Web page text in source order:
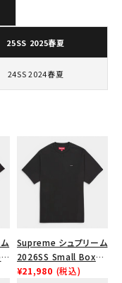
25SS 2025春夏
24SS 2024春夏
Supreme シュプリーム
2026SS Small Box
Tee スモールボックス
¥21,980 (税込)